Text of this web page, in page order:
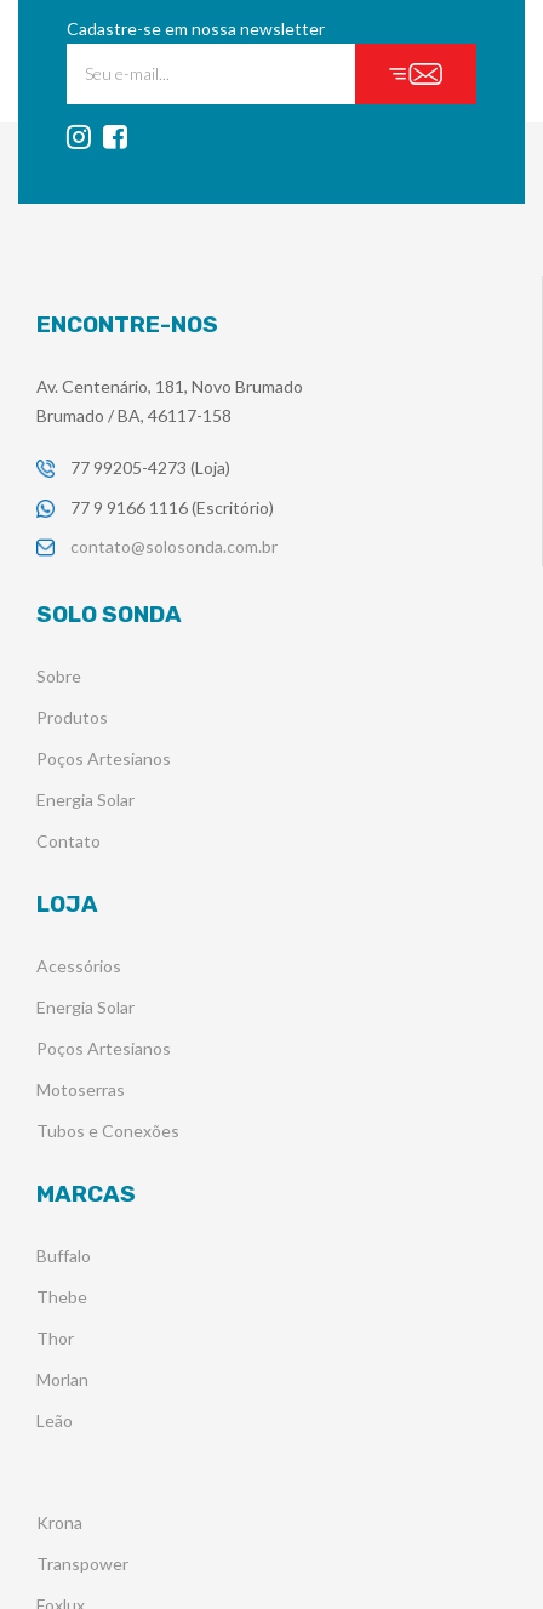
Cadastre-se em nossa newsletter
ENCONTRE-NOS
Av. Centenário, 181, Novo Brumado
Brumado / BA, 46117-158
77 99205-4273 (Loja)
77 9 9166 1116 (Escritório)
contato@solosonda.com.br
SOLO SONDA
Sobre
Produtos
Poços Artesianos
Energia Solar
Contato
LOJA
Acessórios
Energia Solar
Poços Artesianos
Motoserras
Tubos e Conexões
MARCAS
Buffalo
Thebe
Thor
Morlan
Leão
Krona
Transpower
Foxlux